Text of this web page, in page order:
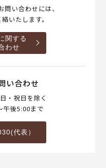
い合わせには、
いたします。
関する
わせ
い合わせ
・祝日を除く
午後5:00まで
代表）